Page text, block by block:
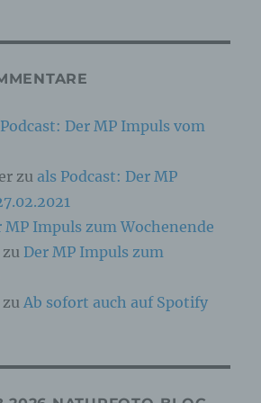
Der MP Impuls vom
zu als Podcast: Der MP
MP Impuls zum Wochenende
zu Der MP Impuls zum
zuAb sofort auch auf Spotify
genetischen,
dieser natürlichen Person
Person
ist jede identifizierte oder
natürliche Person, deren
Daten von dem für die
verarbeitet
Verfahren ausgeführte Vorgang